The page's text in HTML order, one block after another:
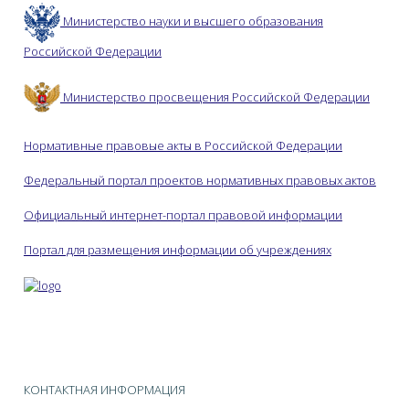
Министерство науки и высшего образования
Российской Федерации
Министерство просвещения Российской Федерации
Нормативные правовые акты в Российской Федерации
Федеральный портал проектов нормативных правовых актов
Официальный интернет-портал правовой информации
Портал для размещения информации об учреждениях
КОНТАКТНАЯ ИНФОРМАЦИЯ